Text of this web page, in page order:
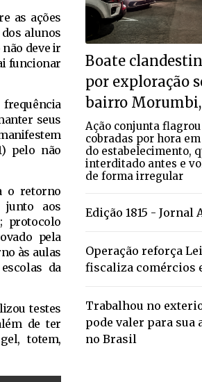
as ações
alunos
deve ir
funcionar
seus
pelo não
o retorno
junto aos
protocolo
pela
às aulas
da
testes
de ter
totem,
Boate
por exploração
bairro
Ação conjunta
cobradas por hora
do estabelecimento,
interditado antes e
de forma irregular
Edição 1815 - Jornal
Operação reforça
fiscaliza comércios
Trabalhou no
pode valer para sua
no Brasil